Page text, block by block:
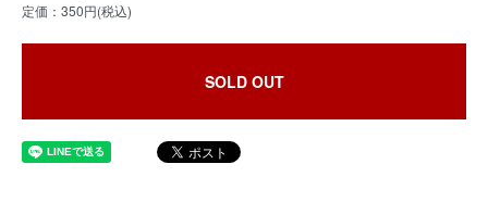
定価：350円(税込)
SOLD OUT